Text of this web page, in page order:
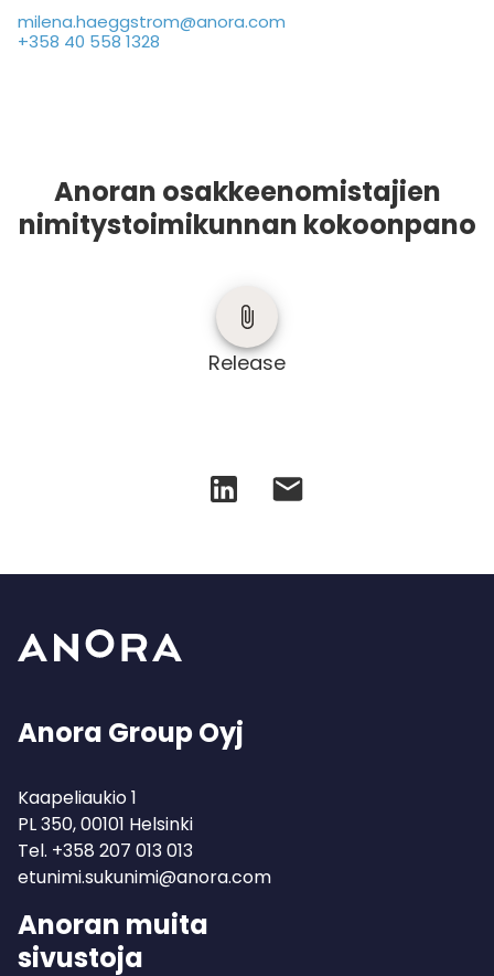
milena.haeggstrom@anora.com
+358 40 558 1328
Anoran osakkeenomistajien
nimitystoimikunnan kokoonpano
Release
Anora Group Oyj
Kaapeliaukio 1
PL 350, 00101 Helsinki
Tel. +358 207 013 013
etunimi.sukunimi@anora.com
Anoran muita
sivustoja